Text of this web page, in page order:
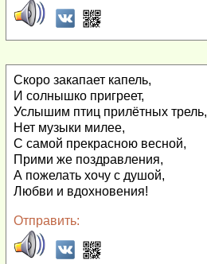
Скоро закапает капель,
И солнышко пригреет,
Услышим птиц прилётных трель,
Нет музыки милее,
С самой прекрасною весной,
Прими же поздравления,
А пожелать хочу с душой,
Любви и вдохновения!
Отправить: